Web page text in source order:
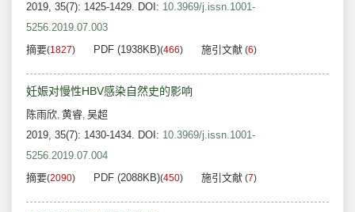
2019, 35(7): 1425-1429. DOI: 10.3969/j.issn.1001-
5256.2019.07.003
摘要(1827) PDF (1938KB)(466) 施引文献 (6)
妊娠对慢性HBV感染自然史的影响
陈雨欣, 黄睿, 吴超
2019, 35(7): 1430-1434. DOI: 10.3969/j.issn.1001-
5256.2019.07.004
摘要(2090) PDF (2088KB)(450) 施引文献 (7)